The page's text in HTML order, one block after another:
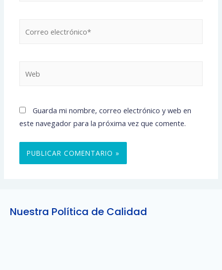
electrónico*
Guarda mi nombre, correo electrónico y web en
este navegador para la próxima vez que comente.
Nuestra Política de Calidad